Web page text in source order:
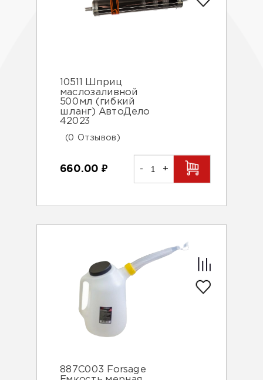
10511 Шприц
маслозаливной
500мл (гибкий
шланг) АвтоДело
42023
(0 Отзывов)
660.00 ₽ - +
887C003 Forsage